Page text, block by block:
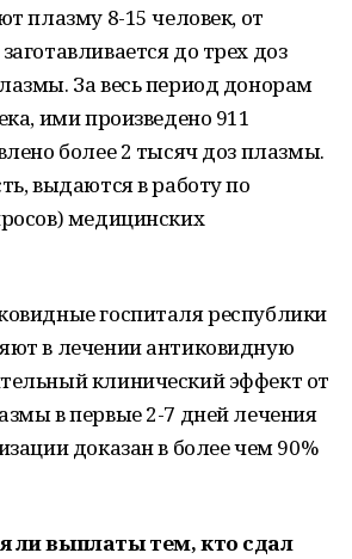
плазму 8-15 человек, от
до трех доз
За весь период донорам
ими произведено 911
более 2 тысяч доз плазмы.
выдаются в работу по
медицинских
госпиталя республики
в лечении антиковидную
клинический эффект от
в первые 2-7 дней лечения
доказан в более чем 90%
ли выплаты тем, кто сдал